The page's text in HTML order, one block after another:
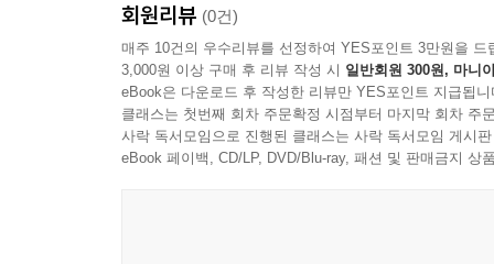
회원리뷰 (0건)
매주 10건의 우수리뷰를 선정하여 YES포인트 3만원을 드
3,000원 이상 구매 후 리뷰 작성 시 일반회원 300원, 마니
eBook은 다운로드 후 작성한 리뷰만 YES포인트 지급됩니
클래스는 첫번째 회차 주문확정 시점부터 마지막 회차 주
사락 독서모임으로 진행된 클래스는 사락 독서모임 게시
eBook 페이백, CD/LP, DVD/Blu-ray, 패션 및 판매금지 상